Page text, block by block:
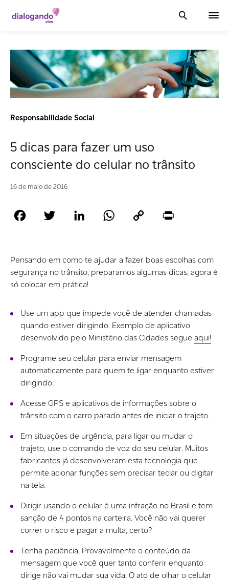
Responsabilidade Social
5 dicas para fazer um uso
consciente do celular no trânsito
16 de maio de 2016
Facebook Twitter LinkedIn WhatsAppCopy
Pensando em como te ajudar a fazer boas escolhas com
segurança no trânsito, preparamos algumas dicas, agora é
só colocar em prática!
Use um app que impede você de atender chamadas
quando estiver dirigindo. Exemplo de aplicativo
desenvolvido pelo Ministério das Cidades segue aqui!
Programe seu celular para enviar mensagem
automaticamente para quem te ligar enquanto estiver
dirigindo.
Acesse GPS e aplicativos de informações sobre o
trânsito com o carro parado antes de iniciar o trajeto.
Em situações de urgência, para ligar ou mudar o
trajeto, use o comando de voz do seu celular. Muitos
fabricantes já desenvolveram esta tecnologia que
permite acionar funções sem precisar teclar ou digitar
na tela.
Dirigir usando o celular é uma infração no Brasil e tem
sanção de 4 pontos na carteira. Você não vai querer
correr o risco e pagar a multa, certo?
Tenha paciência. Provavelmente o conteúdo da
mensagem que você quer tanto conferir enquanto
dirige não vai mudar sua vida. O ato de olhar o celular